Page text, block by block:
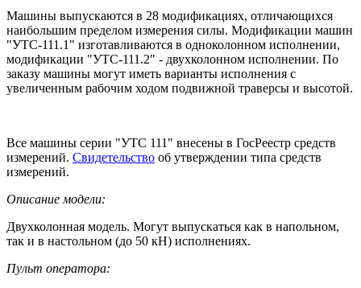
Машины выпускаются в 28 модификациях, отличающихся
наибольшим пределом измерения силы. Модификации машин
"УТС-111.1" изготавливаются в одноколонном исполнении,
модификации "УТС-111.2" - двухколонном исполнении. По
заказу машины могут иметь варианты исполнения с
увеличенным рабочим ходом подвижной траверсы и высотой.
Все машины серии "УТС 111" внесены в ГосРеестр средств
измерений. Свидетельство об утверждении типа средств
измерений.
Описание модели:
Двухколонная модель. Могут выпускаться как в напольном,
так и в настольном (до 50 кН) исполнениях.
Пульт оператора: